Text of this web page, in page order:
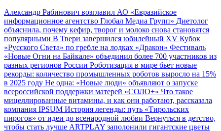
Александр Рабинович возглавил АО «Евразийское
информационное агентство Глобал Медиа Групп» Диетолог
объяснила, почему кефир, творог и молоко снова становятся
популярными В Твери завершился юбилейный XV Кубок
«Русского Света» по гребле на лодках «Дракон» Фестиваль
«Новые Огни на Байкале» объединил более 700 участников из
разных регионов России Роботизация в мире бьет новые
рекорды: количество промышленных роботов выросло на 15%
в 2025 году Не одна: «Новые люди» объявляют о запуске
всероссийской поддержки матерей «СОЛО+» Что такое
мицеллированные витамины, и как они работают, рассказала
компания IPSUM История легенды: путь «Тирольских
пирогов» от идеи до всенародной любви Вернуться в детство,
чтобы стать лучше ARTPLAY заполонили гигантские цветы